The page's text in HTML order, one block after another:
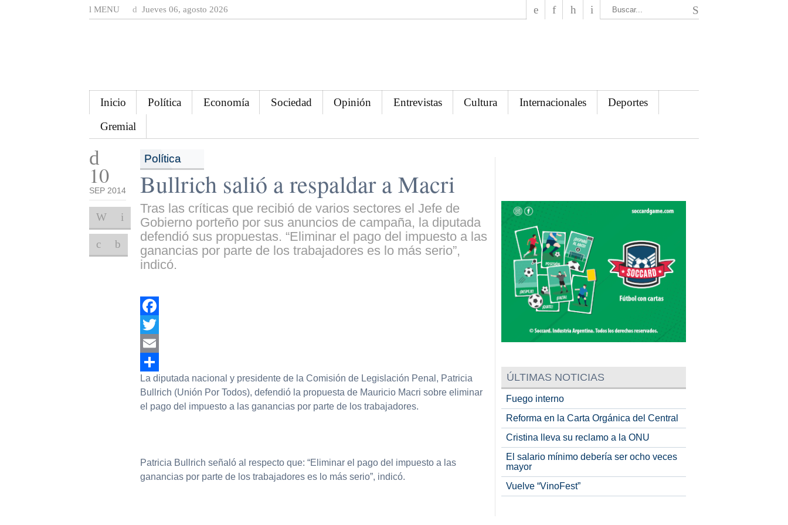
MENU Jueves 06, agosto 2026
Inicio Política Economía Sociedad Opinión Entrevistas Cultura Internacionales
Deportes
Gremial
10
SEP 2014
Política
Bullrich salió a respaldar a Macri
Tras las críticas que recibió de varios sectores el Jefe de
Gobierno porteño por sus anuncios de campaña, la diputada
defendió sus propuestas. “Eliminar el pago del impuesto a las
ganancias por parte de los trabajadores es lo más serio”,
indicó.
Facebook
Twitter
Email
Compartir
La diputada nacional y presidente de la Comisión de Legislación Penal, Patricia
Bullrich (Unión Por Todos), defendió la propuesta de Mauricio Macri sobre eliminar
el pago del impuesto a las ganancias por parte de los trabajadores.
Patricia Bullrich señaló al respecto que: “Eliminar el pago del impuesto a las
ganancias por parte de los trabajadores es lo más serio”, indicó.
ÚLTIMAS NOTICIAS
Fuego interno
Reforma en la Carta Orgánica del Central
Cristina lleva su reclamo a la ONU
El salario mínimo debería ser ocho veces
mayor
Vuelve “VinoFest”